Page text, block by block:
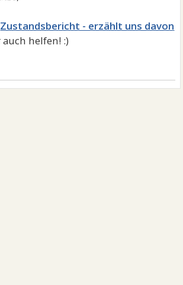
Zustandsbericht - erzählt uns davon